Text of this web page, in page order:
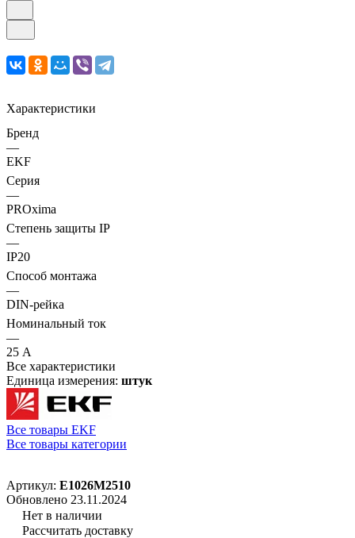
Характеристики
Бренд
—
EKF
Серия
—
PROxima
Степень защиты IP
—
IP20
Способ монтажа
—
DIN-рейка
Номинальный ток
—
25 А
Все характеристики
Единица измерения: штук
Все товары EKF
Все товары категории
Артикул: E1026M2510
Обновлено 23.11.2024
Нет в наличии
Рассчитать доставку